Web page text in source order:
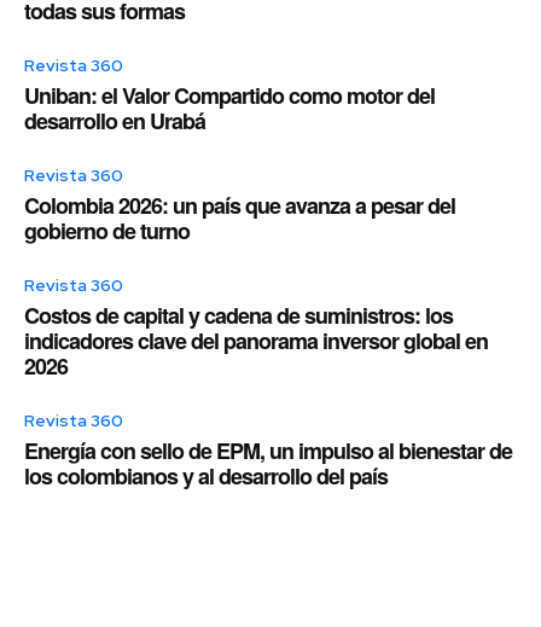
todas sus formas
Revista 360
Uniban: el Valor Compartido como motor del
desarrollo en Urabá
Revista 360
Colombia 2026: un país que avanza a pesar del
gobierno de turno
Revista 360
Costos de capital y cadena de suministros: los
indicadores clave del panorama inversor global en
2026
Revista 360
Energía con sello de EPM, un impulso al bienestar de
los colombianos y al desarrollo del país